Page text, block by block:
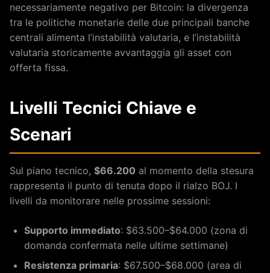
necessariamente negativo per Bitcoin: la divergenza
tra le politiche monetarie delle due principali banche
centrali alimenta l’instabilità valutaria, e l’instabilità
valutaria storicamente avvantaggia gli asset con
offerta fissa.
Livelli Tecnici Chiave e
Scenari
Sul piano tecnico, $66.200 al momento della stesura
rappresenta il punto di tenuta dopo il rialzo BOJ. I
livelli da monitorare nelle prossime sessioni:
Supporto immediato: $63.500–$64.000 (zona di
domanda confermata nelle ultime settimane)
Resistenza primaria: $67.500–$68.000 (area di